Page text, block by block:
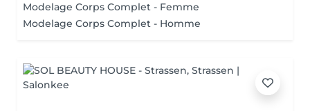
Modelage Corps Complet - Femme
Modelage Corps Complet - Homme